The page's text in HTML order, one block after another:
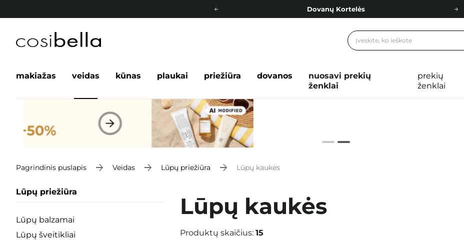
Dovanų Kortelės
Nemokamas pristatymas nuo 40,00 €
makiažas veidas kūnas plaukai priežiūra dovanos
nuosavi prekių
ženklai
prekių
ženklai
Pagrindinis puslapis Veidas Lūpų priežiūra Lūpų kaukės
Lūpų priežiūra
Lūpų balzamai
Lūpų šveitikliai
Lūpų kaukės
Produktų skaičius: 15